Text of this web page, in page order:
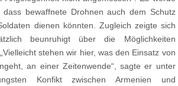
bewaffnete Drohnen auch dem Schutz
dienen könnten. Zugleich zeigte sich
beunruhigt über die Möglichkeiten
stehen wir hier, was den Einsatz von
an einer Zeitenwende“, sagte er unter
Konfikt zwischen Armenien und